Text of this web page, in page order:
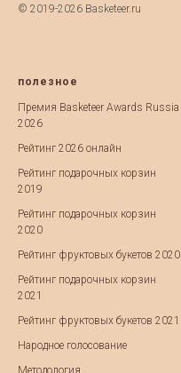
© 2019-2026 Basketeer.ru
полезное
Премия Basketeer Awards Russia
2026
Рейтинг 2026 онлайн
Рейтинг подарочных корзин
2019
Рейтинг подарочных корзин
2020
Рейтинг фруктовых букетов 2020
Рейтинг подарочных корзин
2021
Рейтинг фруктовых букетов 2021
Народное голосование
Методология